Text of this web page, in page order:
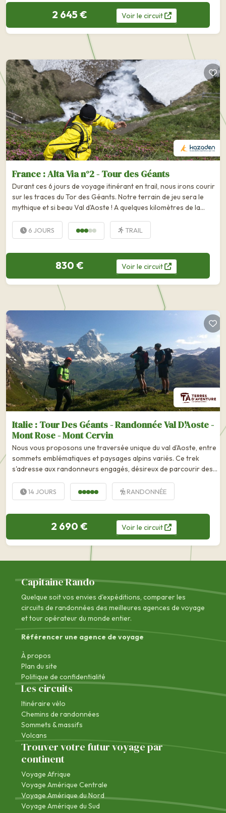
2 645 € Voirle circuit
France : Alta Via n°2 - Tour des Géants
Durant ces 6 jours de voyage itinérant en trail, nous irons courir
sur les traces du Tor des Géants. Notre terrain de jeu sera le
mythique et si beau Val d'Aoste ! A quelques kilomètres de la
6 JOURS TRAIL
830 € Voirle circuit
Italie : Tour Des Géants - Randonnée Val D'Aoste -
Mont Rose - Mont Cervin
Nous vous proposons une traversée unique du val d'Aoste, entre
sommets emblématiques et paysages alpins variés. Ce trek
s'adresse aux randonneurs engagés, désireux de parcourir des
14 JOURS RANDONNÉE
2 690 € Voirle circuit
Capitaine Rando
Quelque soit vos envies d'expéditions, comparer les
circuits de randonnées des meilleures agences de voyage
et tour opérateur du monde entier.
Référencer une agence de voyage
À propos
Plan du site
Politique de confidentialité
Les circuits
Itinéraire vélo
Chemins de randonnées
Sommets & massifs
Volcans
Trouver votre futur voyage par
continent
Voyage Afrique
Voyage Amérique Centrale
Voyage Amérique du Nord
Voyage Amérique du Sud